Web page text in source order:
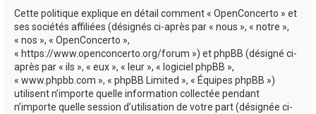
Cette politique explique en détail comment « OpenConcerto » et
ses sociétés affiliées (désignés ci-après par « nous », « notre »,
« nos », « OpenConcerto »,
« https://www.openconcerto.org/forum ») et phpBB (désigné ci-
après par « ils », « eux », « leur », « logiciel phpBB »,
« www.phpbb.com », « phpBB Limited », « Équipes phpBB »)
utilisent n’importe quelle information collectée pendant
n’importe quelle session d’utilisation de votre part (désignée ci-